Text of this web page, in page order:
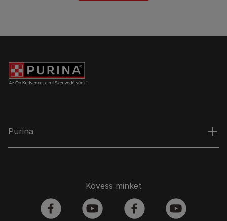
Purina
Kövess minket
facebook youtube facebook youtube